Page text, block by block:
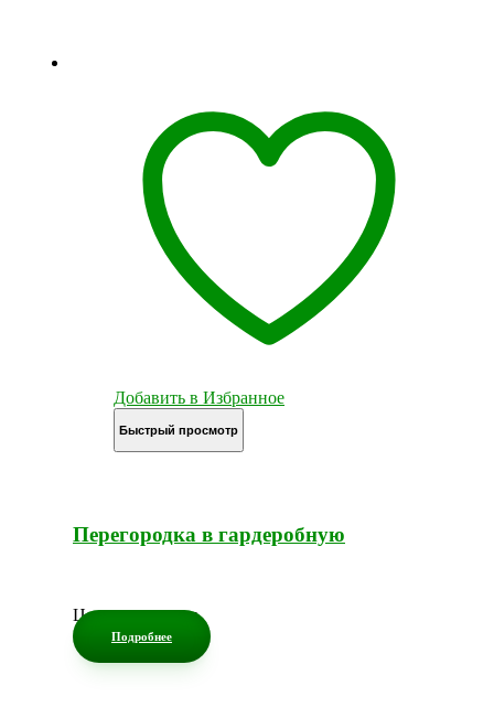
Добавить в Избранное
Быстрый просмотр
Перегородка в гардеробную
Цена по запросу
Подробнее